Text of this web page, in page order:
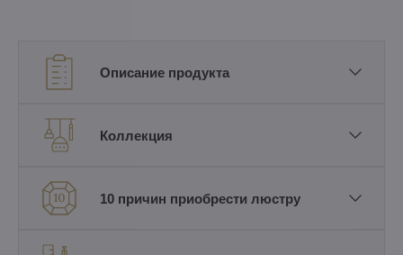
Описание продукта
Коллекция
10 причин приобрести люстру